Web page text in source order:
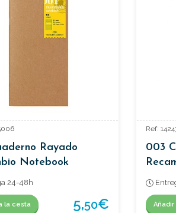
Rayado
Notebook
Cuaderno Traveler´s
24-48h
la cesta 5,50€
Ref:
003